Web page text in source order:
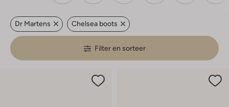
Dr Martens Chelsea boots
Filter en sorteer